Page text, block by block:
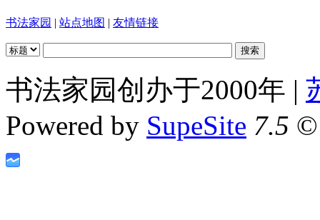
书法家园 | 站点地图 | 友情链接
书法家园创办于2000年 |
Powered by SupeSite 7.5 ©